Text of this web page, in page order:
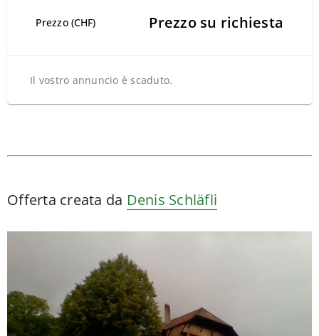
Prezzo (CHF) Prezzo su richiesta
Il vostro annuncio è scaduto.
Offerta creata da Denis Schläfli